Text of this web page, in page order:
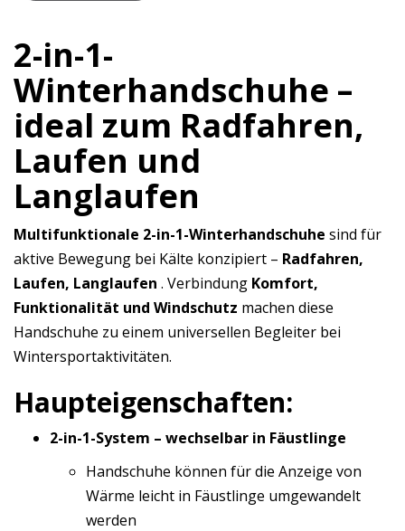
2-in-1-
Winterhandschuhe –
ideal zum Radfahren,
Laufen und
Langlaufen
Multifunktionale 2-in-1-Winterhandschuhe sind für
aktive Bewegung bei Kälte konzipiert – Radfahren,
Laufen, Langlaufen . Verbindung Komfort,
Funktionalität und Windschutz machen diese
Handschuhe zu einem universellen Begleiter bei
Wintersportaktivitäten.
Haupteigenschaften:
2-in-1-System – wechselbar in Fäustlinge
Handschuhe können für die Anzeige von
Wärme leicht in Fäustlinge umgewandelt
werden